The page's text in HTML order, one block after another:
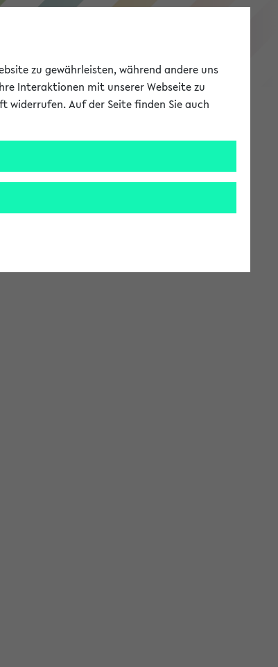
eKVV
zu gewährleisten, während andere uns
Interaktionen mit unserer Webseite zu
widerrufen. Auf der Seite finden Sie auch